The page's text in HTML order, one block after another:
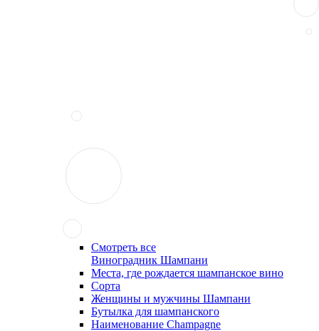
Смотреть все
Виноградник Шампани
Места, где рождается шампанское вино
Сорта
Женщины и мужчины Шампани
Бутылка для шампанского
Наименование Champagne